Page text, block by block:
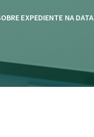
EXPEDIENTE NA DATA